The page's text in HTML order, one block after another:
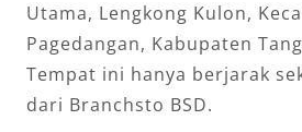
Utama, Lengkong Kulon,
Pagedangan, Kabupaten
Tempat ini hanya berjarak
dari Branchsto BSD.